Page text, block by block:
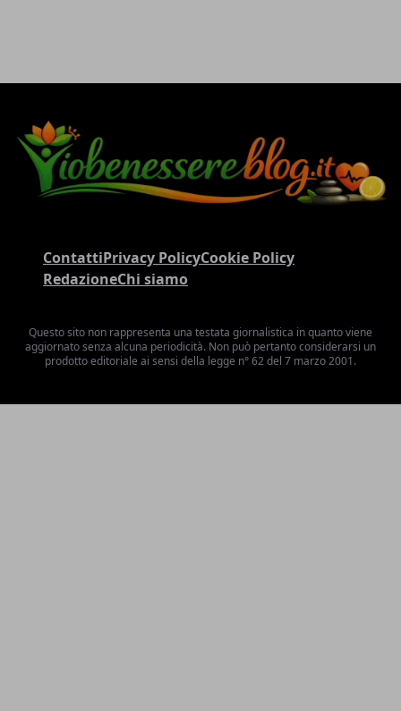
ContattiPrivacy PolicyCookie Policy
RedazioneChi siamo
Questo sito non rappresenta una testata giornalistica in quanto viene
aggiornato senza alcuna periodicità. Non può pertanto considerarsi un
prodotto editoriale ai sensi della legge n° 62 del 7 marzo 2001.